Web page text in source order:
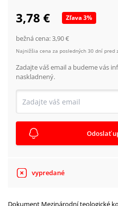
3,78 € Zľava3%
bežná cena:3,90 €
Najnižšia cena za posledných 30 dní pred
Zadajte váš email a budeme vás
naskladnený.
Odoslať
vypredané
Dokument Mezinárodní teologické